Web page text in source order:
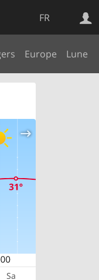
FR
Europe Lune
Sa